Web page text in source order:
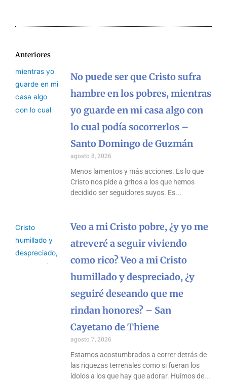
Anteriores
No puede ser que Cristo sufra
hambre en los pobres, mientras
yo guarde en mi casa algo con
lo cual podía socorrerlos –
Santo Domingo de Guzmán
agosto 8, 2026
Menos lamentos y más acciones. Es lo que
Cristo nos pide a gritos a los que hemos
decidido ser seguidores suyos. Es
Veo a mi Cristo pobre, ¿y yo me
atreveré a seguir viviendo
como rico? Veo a mi Cristo
humillado y despreciado, ¿y
seguiré deseando que me
rindan honores? – San
Cayetano de Thiene
agosto 7, 2026
Estamos acostumbrados a correr detrás de
las riquezas terrenales como si fueran los
ídolos a los que hay que adorar. Huimos de